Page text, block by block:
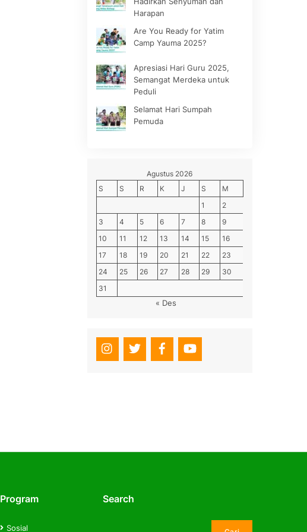
Harapan
Are You Ready for Yatim
Camp Yauma 2025?
Apresiasi Hari Guru 2025,
Semangat Merdeka untuk
Peduli
Selamat Hari Sumpah
Pemuda
Agustus 2026
S
S R K J S
M
1
2
3
4 5 6 7 8
9
10
11 12 13 14 15
16
17
18 19 20 21 22
23
24
25 26 27 28 29
30
31
« Des
Program
Sosial
Search